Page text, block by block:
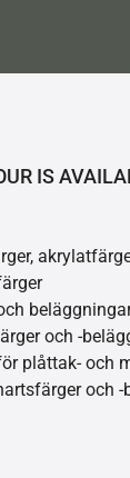
IS
och -
plåttak- och
och